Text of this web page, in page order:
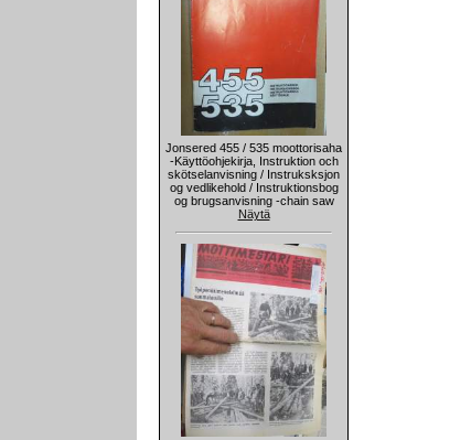
Jonsered 455 / 535 moottorisaha
-Käyttöohjekirja, Instruktion och
skötselanvisning / Instruksksjon
og vedlikehold / Instruktionsbog
og brugsanvisning -chain saw
Näytä